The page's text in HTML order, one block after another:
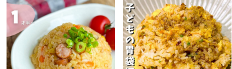
・コーン
・ごはん
・卵（砂糖とお酒を入れる）
（上から順に入れてる）
味付け
★味覇
★醤油